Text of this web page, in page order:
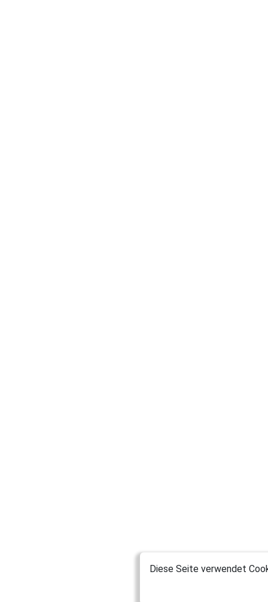
Diese Seite verwendet